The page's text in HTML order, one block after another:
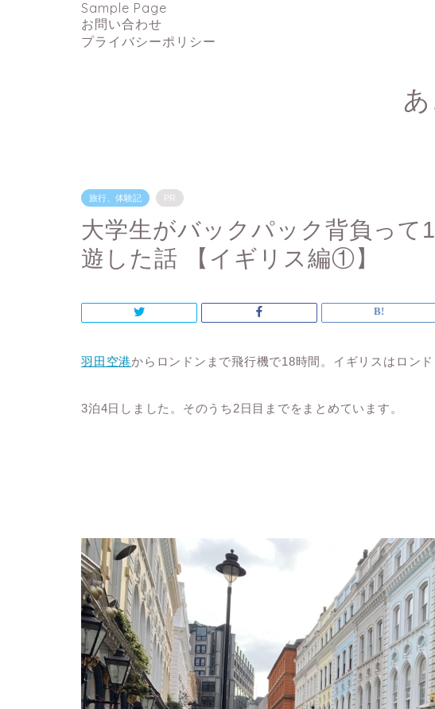
Sample Page
お問い合わせ
プライバシーポリシー
旅行、体験記 PR
大学生がバックパック背負って
遊した話 【イギリス編①】
羽田空港からロンドンまで飛行機で18時間。イギリスはロンド
3泊4日しました。そのうち2日目までをまとめています。